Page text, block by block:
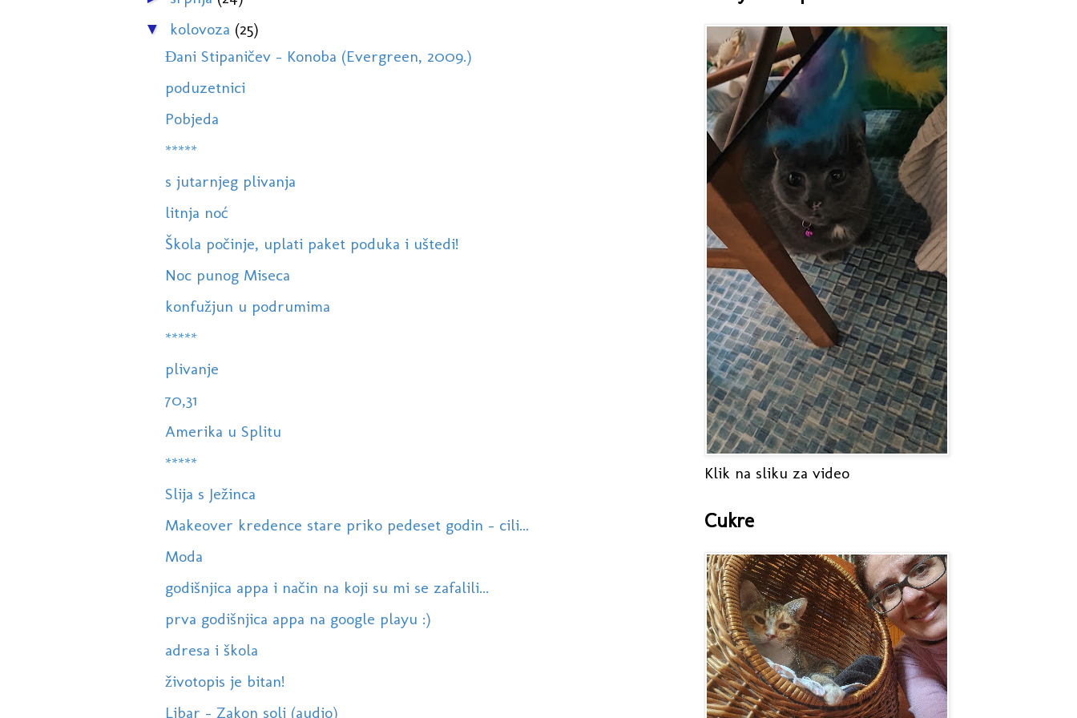
▼ kolovoza (25)
Đani Stipaničev - Konoba (Evergreen, 2009.)
poduzetnici
Pobjeda
*****
s jutarnjeg plivanja
litnja noć
Škola počinje, uplati paket poduka i uštedi!
Noc punog Miseca
konfužjun u podrumima
*****
plivanje
70,31
Amerika u Splitu
*****
Slija s Ježinca
Makeover kredence stare priko pedeset godin - cili...
Moda
godišnjica appa i način na koji su mi se zafalili...
prva godišnjica appa na google playu :)
adresa i škola
životopis je bitan!
Libar - Zakon soli (audio)
Klik na sliku za video
Cukre